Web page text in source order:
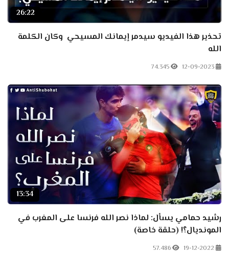
26:22
تحذير هذا الفيديو سيدمر إيمانك المسيحي ️️ وكان الكلمة
الله
12-09-2023
74.345
13:34
رشيد حمامي يسأل: لماذا نصر الله فرنسا على المغرب في
المونديال؟! (حلقة خاصة)
19-12-2022
57.486